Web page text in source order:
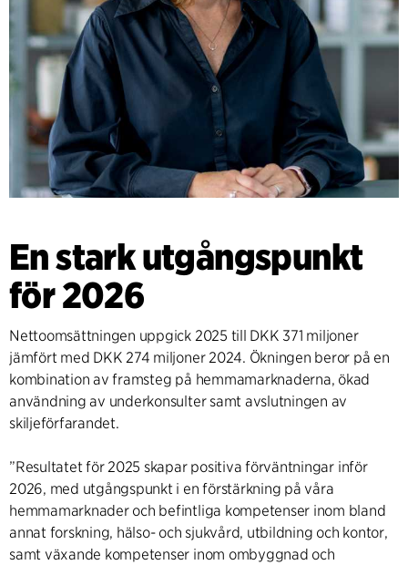
En stark utgångspunkt
för 2026
Nettoomsättningen uppgick 2025 till DKK 371 miljoner
jämfört med DKK 274 miljoner 2024. Ökningen beror på en
kombination av framsteg på hemmamarknaderna, ökad
användning av underkonsulter samt avslutningen av
skiljeförfarandet.
”Resultatet för 2025 skapar positiva förväntningar inför
2026, med utgångspunkt i en förstärkning på våra
hemmamarknader och befintliga kompetenser inom bland
annat forskning, hälso- och sjukvård, utbildning och kontor,
samt växande kompetenser inom ombyggnad och